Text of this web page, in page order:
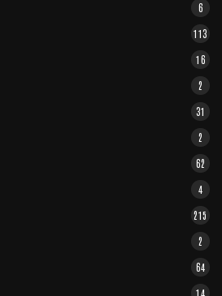
6
113
16
2
31
2
62
4
215
2
64
14